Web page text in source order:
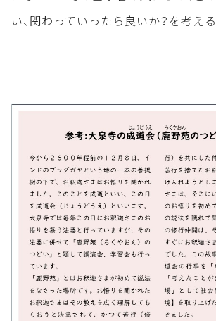
い、関わっていったら良いか？を考える